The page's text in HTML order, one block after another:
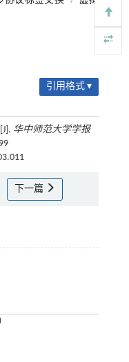
引用格式 ▾
华中师范大学学报
下一篇